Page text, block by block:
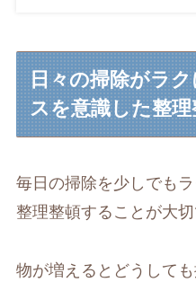
日々の掃除がラ
スを意識した整理
毎日の掃除を少しでも
整理整頓することが大切
物が増えるとどうして